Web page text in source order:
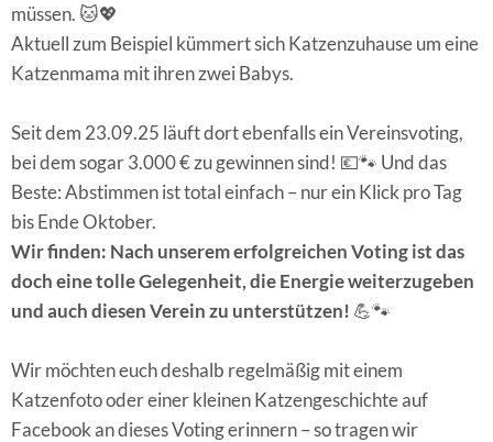
müssen. 🐱💖
Aktuell zum Beispiel kümmert sich Katzenzuhause um eine
Katzenmama mit ihren zwei Babys.
Seit dem 23.09.25 läuft dort ebenfalls ein Vereinsvoting,
bei dem sogar 3.000 € zu gewinnen sind! 💶🐾 Und das
Beste: Abstimmen ist total einfach – nur ein Klick pro Tag
bis Ende Oktober.
Wir finden: Nach unserem erfolgreichen Voting ist das
doch eine tolle Gelegenheit, die Energie weiterzugeben
und auch diesen Verein zu unterstützen! 💪🐾
Wir möchten euch deshalb regelmäßig mit einem
Katzenfoto oder einer kleinen Katzengeschichte auf
Facebook an dieses Voting erinnern – so tragen wir